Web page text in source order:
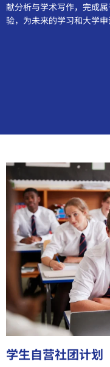
献分析与学术写作，完成
验，为未来的学习和大学申
学生自营社团计划